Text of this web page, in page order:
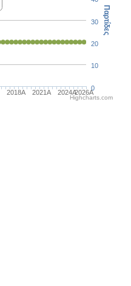
2018A 2021A 2024A2026A
0
10
20
30 Παρτίδες
Highcharts.com